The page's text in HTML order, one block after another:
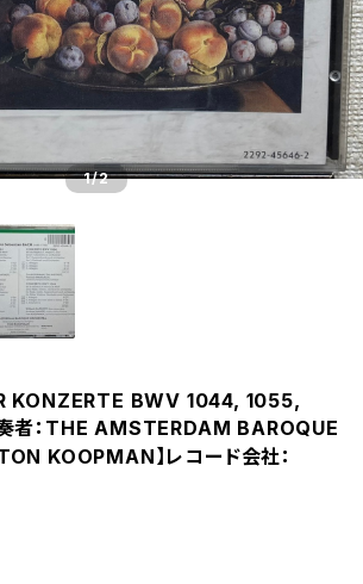
1/2
KONZERTE BWV 1044, 1055,
者：THE AMSTERDAM BAROQUE
KOOPMAN】レコード会社：